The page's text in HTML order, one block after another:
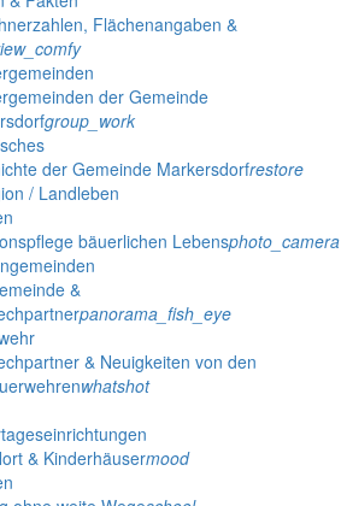
Flächenangaben &
der Gemeinde
group_work
der Gemeinde Markersdorfrestore
/ Landleben
bäuerlichen Lebensphoto_camera
&
panorama_fish_eye
& Neuigkeiten von den
whatshot
& Kinderhäusermood